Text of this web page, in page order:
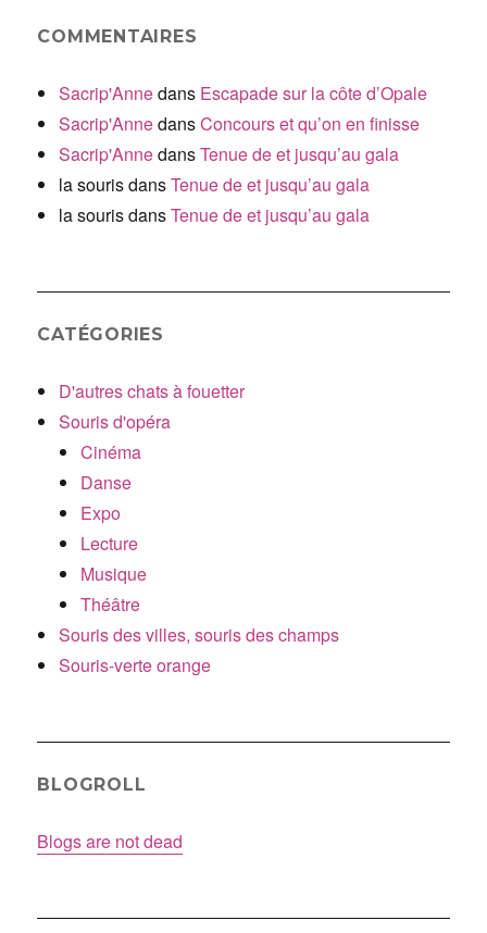
COMMENTAIRES
Sacrip'Annedans Escapade sur la côte d’Opale
Sacrip'AnnedansConcours et qu’on en finisse
Sacrip'AnnedansTenue de et jusqu’au gala
la sourisdansTenue de et jusqu’au gala
la sourisdansTenue de et jusqu’au gala
CATÉGORIES
D'autres chats à fouetter
Souris d'opéra
Cinéma
Danse
Expo
Lecture
Musique
Théâtre
Souris des villes, souris des champs
Souris-verte orange
BLOGROLL
Blogs are not dead